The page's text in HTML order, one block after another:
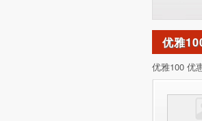
优雅
优雅100 优